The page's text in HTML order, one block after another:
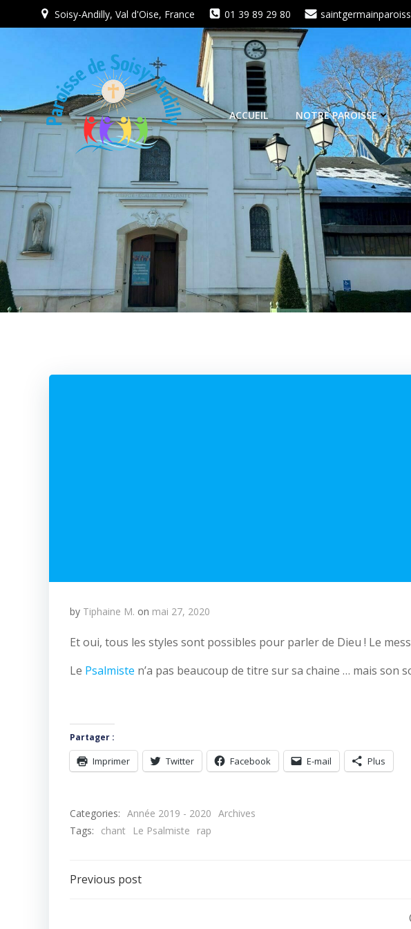
au
Soisy-Andilly, Val d'Oise, France 01 39 89 29 80
ACCUEIL NOTRE PAROISSE
by Tiphaine M. on mai 27, 2020
Et oui, tous les styles sont possibles pour parler de Dieu ! Le
Le Psalmiste n’a pas beaucoup de titre sur sa chaine … mais
Partager :
Imprimer Twitter Facebook E-mail Plus
Categories: Année 2019 - 2020 Archives
Tags:
chant Le Psalmiste rap
Navigation
Previous post